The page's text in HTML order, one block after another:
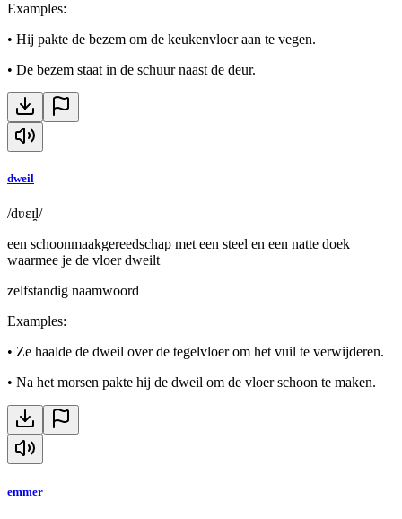
Examples:
• Hij pakte de bezem om de keukenvloer aan te vegen.
• De bezem staat in de schuur naast de deur.
dweil
/dʋɛɪ̯l/
een schoonmaakgereedschap met een steel en een natte doek
waarmee je de vloer dweilt
zelfstandig naamwoord
Examples:
• Ze haalde de dweil over de tegelvloer om het vuil te verwijderen.
• Na het morsen pakte hij de dweil om de vloer schoon te maken.
emmer